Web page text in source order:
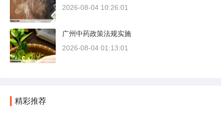
2026-08-04 10:26:01
广州中药政策法规实施
2026-08-04 01:13:01
精彩推荐